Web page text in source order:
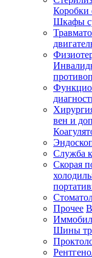
Зачем
Все
покупки
в
одном
месте
Личный
менеджер
статуса
заказа
Коробки
Шкафы
вен и
Служба
Скорая
Прочее
Шины